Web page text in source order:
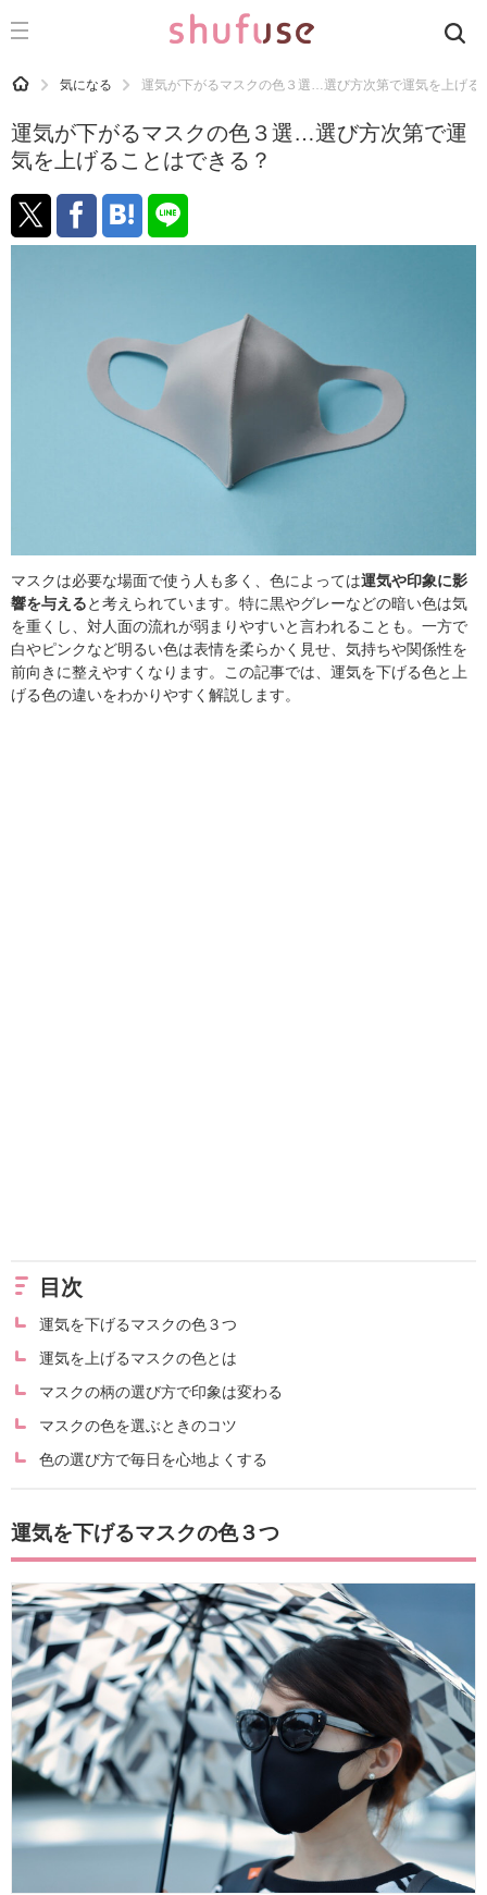
CATEGORY 記事カテゴリ
運気
洗濯
生活の知恵
マナー
HOME 気になる 運気が下がるマスクの色３選…選び方次第で運気を上げる
運気が下がるマスクの色３選…選び方次第で運
気を上げることはできる？
マスクは必要な場面で使う人も多く、色によっては運気や印象に影
響を与えると考えられています。特に黒やグレーなどの暗い色は気
を重くし、対人面の流れが弱まりやすいと言われることも。一方で
白やピンクなど明るい色は表情を柔らかく見せ、気持ちや関係性を
前向きに整えやすくなります。この記事では、運気を下げる色と上
げる色の違いをわかりやすく解説します。
目次
運気を下げるマスクの色３つ
運気を上げるマスクの色とは
マスクの柄の選び方で印象は変わる
マスクの色を選ぶときのコツ
色の選び方で毎日を心地よくする
運気を下げるマスクの色３つ